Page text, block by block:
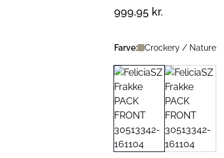
999,95 kr.
Farve: Crockery / Nature